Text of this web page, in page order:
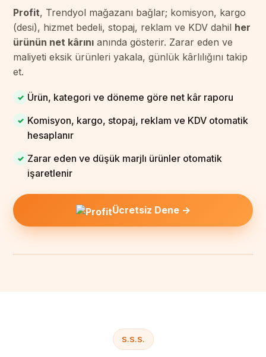
Profit, Trendyol mağazanı bağlar; komisyon, kargo
(desi), hizmet bedeli, stopaj, reklam ve KDV dahil her
ürünün net kârını anında gösterir. Zarar eden ve
maliyeti eksik ürünleri yakala, günlük kârlılığını takip
et.
✓ Ürün, kategori ve döneme göre net kâr raporu
✓ Komisyon, kargo, stopaj, reklam ve KDV otomatik
hesaplanır
✓ Zarar eden ve düşük marjlı ürünler otomatik
işaretlenir
Ücretsiz Dene →
S.S.S.